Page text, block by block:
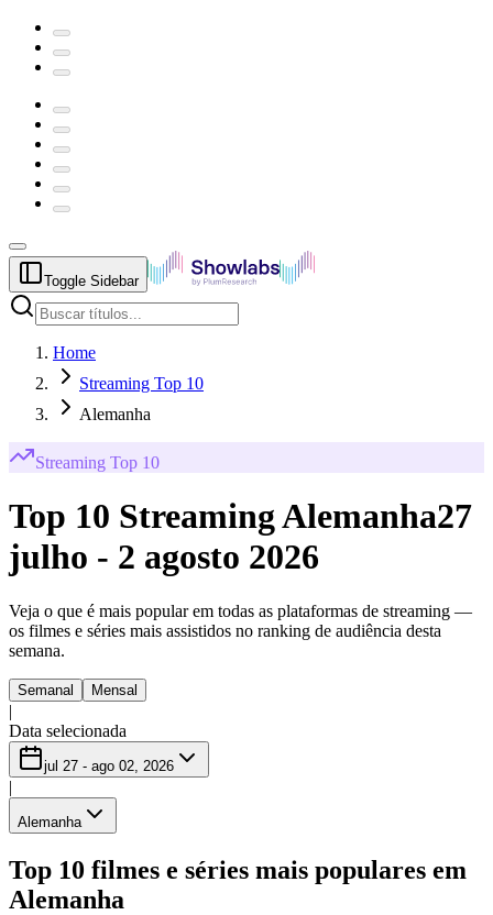
Toggle Sidebar
Home
Streaming Top 10
Alemanha
Streaming Top 10
Top 10 Streaming Alemanha27
julho - 2 agosto 2026
Veja o que é mais popular em todas as plataformas de streaming —
os filmes e séries mais assistidos no ranking de audiência desta
semana.
Semanal Mensal
|
Data selecionada
jul 27 - ago 02, 2026
|
Alemanha
Top 10 filmes e séries mais populares em
Alemanha